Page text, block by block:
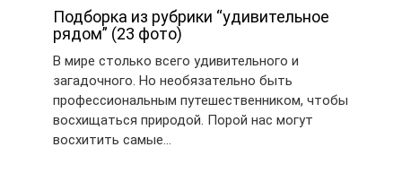
Подборка из рубрики “удивительное
рядом” (23 фото)
В мире столько всего удивительного и
загадочного. Но необязательно быть
профессиональным путешественником, чтобы
восхищаться природой. Порой нас могут
восхитить самые…